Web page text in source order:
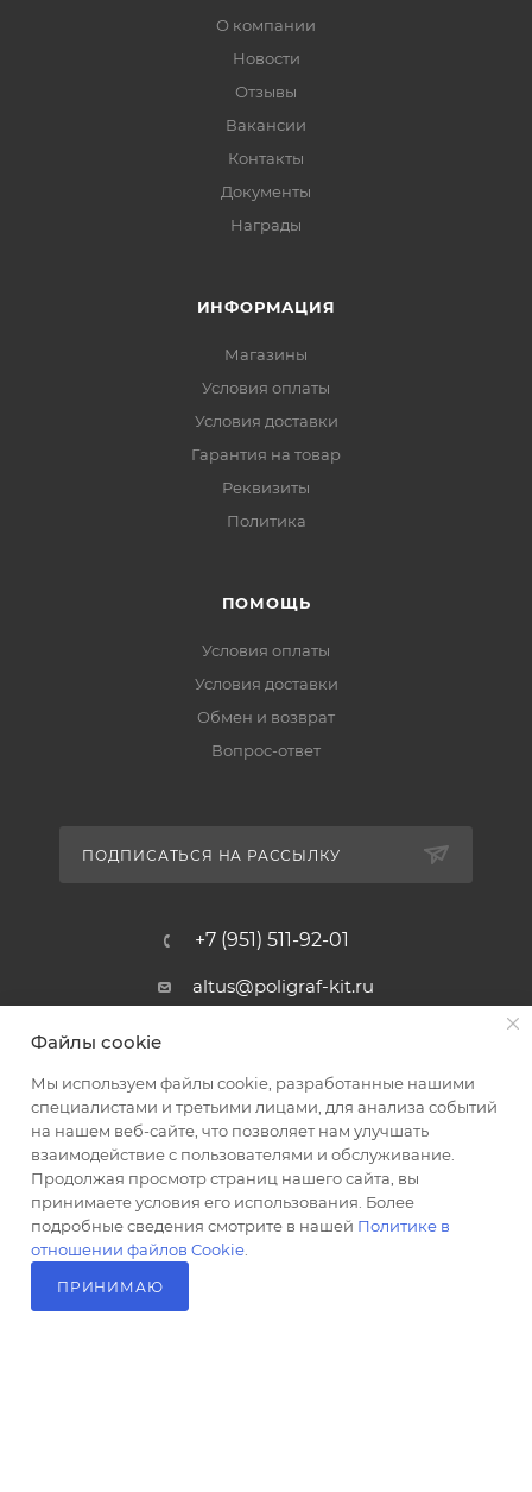
О компании
Новости
Отзывы
Вакансии
Контакты
Документы
Награды
ИНФОРМАЦИЯ
Магазины
Условия оплаты
Условия доставки
Гарантия на товар
Реквизиты
Политика
ПОМОЩЬ
Условия оплаты
Условия доставки
Обмен и возврат
Вопрос-ответ
ПОДПИСАТЬСЯ НА РАССЫЛКУ
+7 (951) 511-92-01
altus@poligraf-kit.ru
Магазин-склад ТЦ "Альтус"
пос. Янтарный, Малое Зеленое
Кольцо, 3, ТЦ "Альтус" 1 этаж
Показать на карте
2026 © Полиграф кит - интернет-магазин
Файлы cookie
Мы используем файлы cookie, разработанные нашими
специалистами и третьими лицами, для анализа событий
на нашем веб-сайте, что позволяет нам улучшать
взаимодействие с пользователями и обслуживание.
Продолжая просмотр страниц нашего сайта, вы
принимаете условия его использования. Более
подробные сведения смотрите в нашей Политике в
отношении файлов Cookie
ПРИНИМАЮ